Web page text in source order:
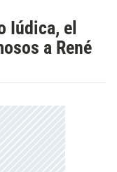
Iúdica, el
a René